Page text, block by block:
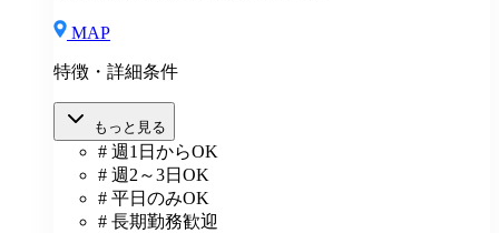
MAP
特徴・詳細条件
もっと見る
# 週1日からOK
# 週2～3日OK
# 平日のみOK
# 長期勤務歓迎